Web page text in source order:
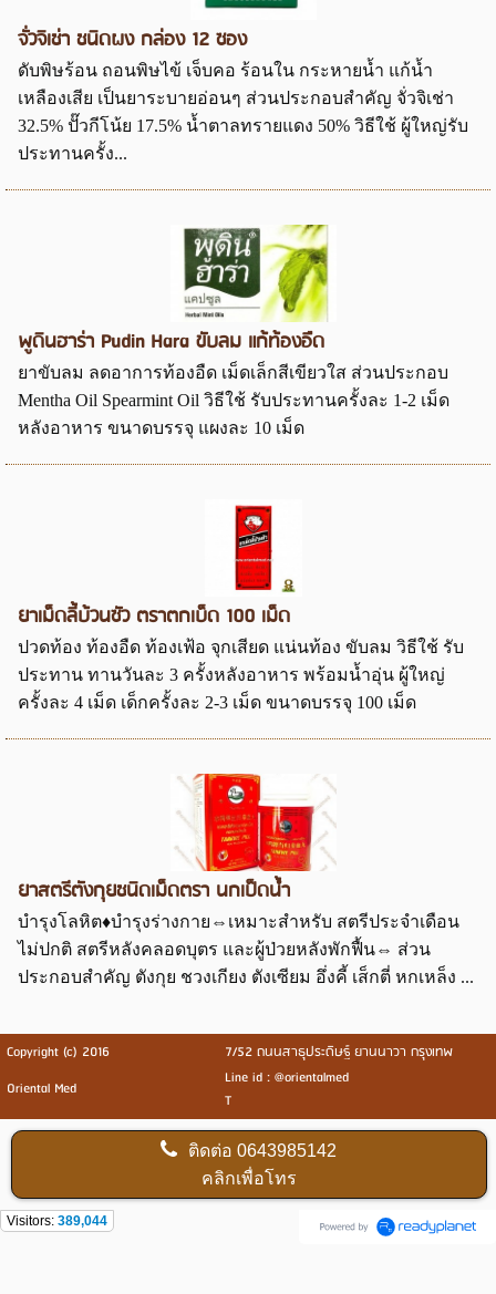
จั่วจิเช่า ชนิดผง กล่อง 12 ซอง
ดับพิษร้อน ถอนพิษไข้ เจ็บคอ ร้อนใน กระหายน้ำ แก้น้ำ
เหลืองเสีย เป็นยาระบายอ่อนๆ ส่วนประกอบสำคัญ จั่วจิเช่า
32.5% ปั๊วกีโน้ย 17.5% น้ำตาลทรายแดง 50% วิธีใช้ ผู้ใหญ่รับ
ประทานครั้ง...
พูดินฮาร่า Pudin Hara ขับลม แก้ท้องอืด
ยาขับลม ลดอาการท้องอืด เม็ดเล็กสีเขียวใส ส่วนประกอบ
Mentha Oil Spearmint Oil วิธีใช้ รับประทานครั้งละ 1-2 เม็ด
หลังอาหาร ขนาดบรรจุ แผงละ 10 เม็ด
ยาเม็ดลี้บ้วนซัว ตราตกเบ็ด 100 เม็ด
ปวดท้อง ท้องอืด ท้องเฟ้อ จุกเสียด แน่นท้อง ขับลม วิธีใช้ รับ
ประทาน ทานวันละ 3 ครั้งหลังอาหาร พร้อมน้ำอุ่น ผู้ใหญ่
ครั้งละ 4 เม็ด เด็กครั้งละ 2-3 เม็ด ขนาดบรรจุ 100 เม็ด
ยาสตรีตังกุยชนิดเม็ดตรา นกเป็ดน้ำ
บำรุงโลหิต♦บำรุงร่างกาย⇔เหมาะสำหรับ สตรีประจำเดือน
ไม่ปกติ สตรีหลังคลอดบุตร และผู้ป่วยหลังพักฟื้น⇔ ส่วน
ประกอบสำคัญ ตังกุย ชวงเกียง ตังเซียม อึ่งคี้ เส็กตี่ หกเหล็ง ...
Copyright (c) 2016
7/52 ถนนสาธุประดิษฐ์ ยานนาวา กรุงเทพ
Oriental Med
Line id : @orientalmed
T
ติดต่อ0643985142
คลิกเพื่อโทร
Visitors: 389,044